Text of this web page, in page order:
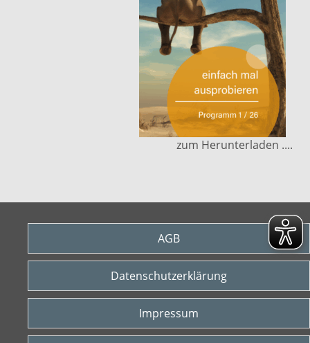
zum Herunterladen ....
AGB
Datenschutzerklärung
Impressum